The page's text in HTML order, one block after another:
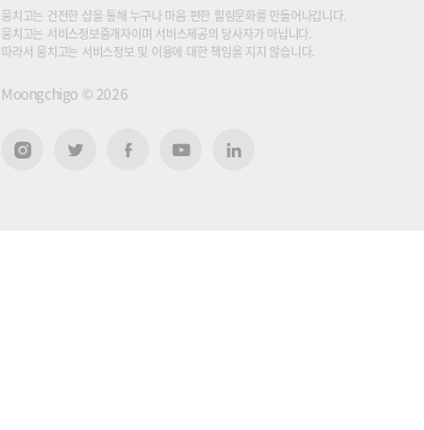
고
뭉치고는 건전한 샵을 통해 누구나 마음 편한 힐링문화를 만들어나갑니다.
뭉치고는 서비스정보중개자이며 서비스제공의 당사자가 아닙니다.
따라서 뭉치고는 서비스정보 및 이용에 대한 책임을 지지 않습니다.
Moongchigo © 2026